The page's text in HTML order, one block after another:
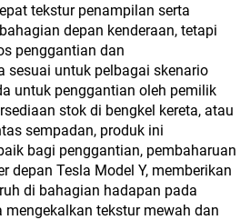
tekstur penampilan serta
depan kenderaan, tetapi
penggantian dan
sesuai untuk pelbagai skenario
untuk penggantian oleh pemilik
stok di bengkel kereta, atau
sempadan, produk ini
bagi penggantian, pembaharuan
depan Tesla Model Y, memberikan
di bahagian hadapan pada
mengekalkan tekstur mewah dan